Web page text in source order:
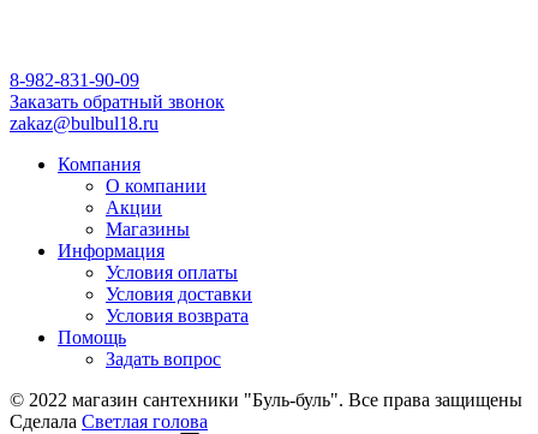
8-982-831-90-09
Заказать обратный звонок
zakaz@bulbul18.ru
Компания
О компании
Акции
Магазины
Информация
Условия оплаты
Условия доставки
Условия возврата
Помощь
Задать вопрос
© 2022 магазин сантехники "Буль-буль". Все права защищены
Сделала Светлая голова